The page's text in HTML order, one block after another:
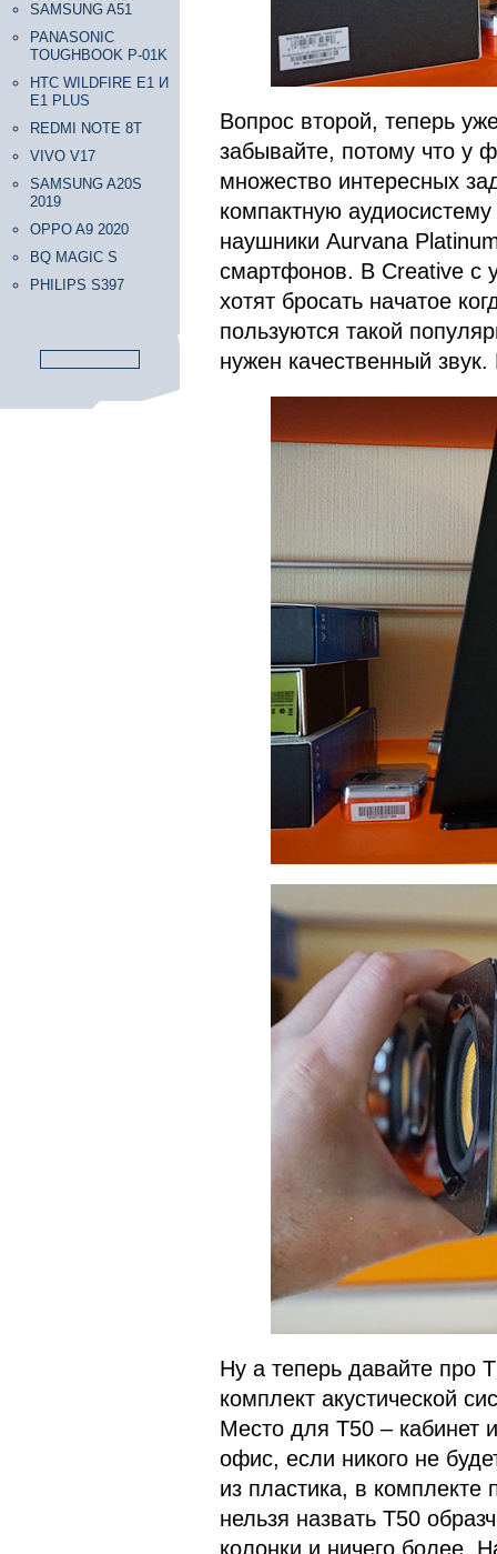
SAMSUNG A51
PANASONIC
TOUGHBOOK P-01K
HTC WILDFIRE E1 И
E1 PLUS
REDMI NOTE 8T
VIVO V17
SAMSUNG A20S
2019
OPPO A9 2020
BQ MAGIC S
PHILIPS S397
Вопрос второй, теперь
забывайте, потому что у
множество интересных
компактную
наушники Aurvana
смартфонов. В Creative с
хотят бросать начатое
пользуются такой
нужен качественный
Ну а теперь давайте про
комплект акустической
Место для T50 – кабинет
офис, если никого не
из пластика, в комплекте
нельзя назвать T50
колонки и ничего более.